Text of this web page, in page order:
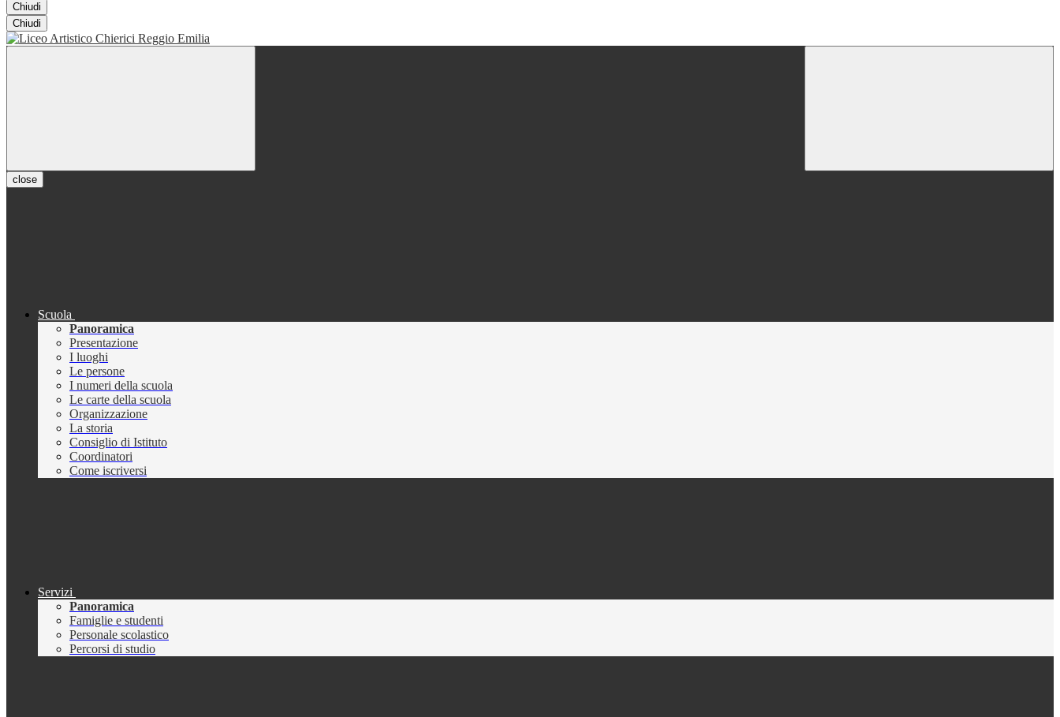
Chiudi
Chiudi
close
Scuola
Panoramica
Presentazione
I luoghi
Le persone
I numeri della scuola
Le carte della scuola
Organizzazione
La storia
Consiglio di Istituto
Coordinatori
Come iscriversi
Servizi
Panoramica
Famiglie e studenti
Personale scolastico
Percorsi di studio